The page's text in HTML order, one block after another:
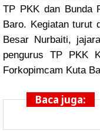
TP PKK dan Bunda
Baro. Kegiatan turut
Besar Nurbaiti,
pengurus TP PKK
Forkopimcam Kuta
Baca juga: